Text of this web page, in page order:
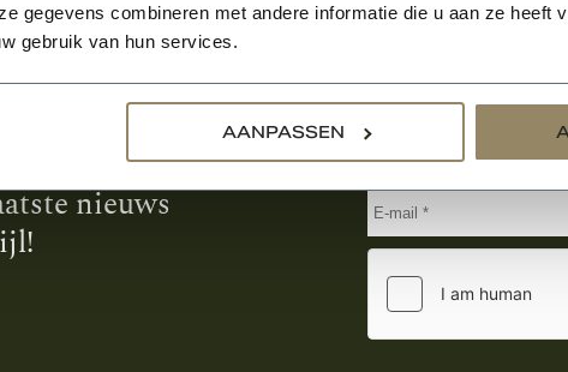
gegevens combineren met andere informatie die u aan ze heeft
gebruik van hun services.
AANPASSEN
nieuws